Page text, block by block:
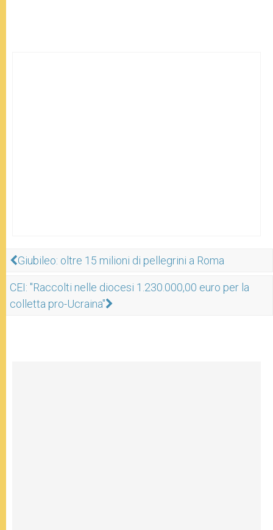
Giubileo: oltre 15 milioni di pellegrini a Roma
CEI: "Raccolti nelle diocesi 1.230.000,00 euro per la
colletta pro-Ucraina"